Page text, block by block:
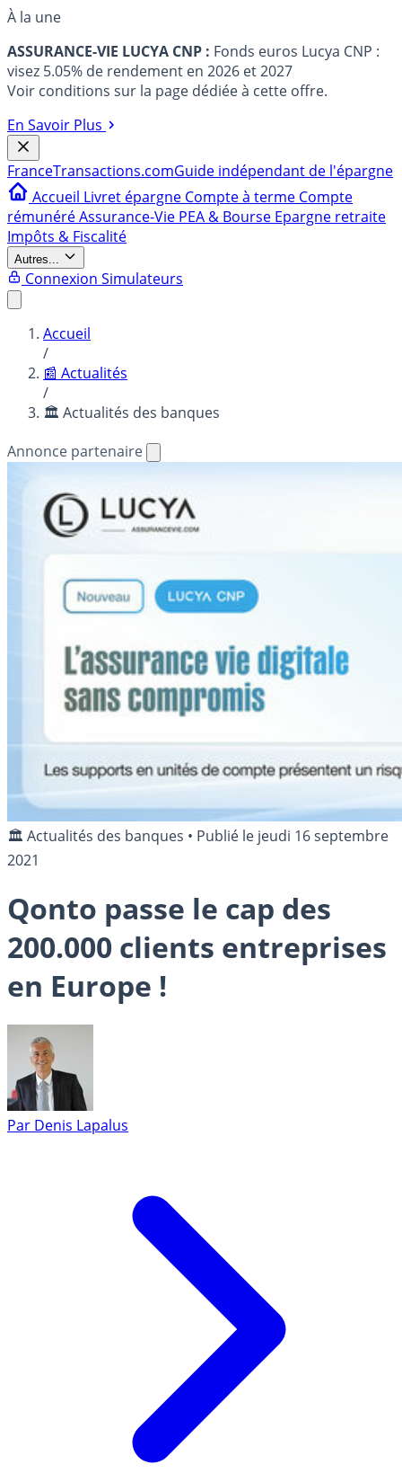
À la une
ASSURANCE-VIE LUCYA CNP : Fonds euros Lucya CNP :
visez 5.05% de rendement en 2026 et 2027
Voir conditions sur la page dédiée à cette offre.
En Savoir Plus
FranceTransactions.comGuide indépendant de l'épargne
Accueil Livret épargne Compte à terme Compte
rémunéréAssurance-Vie PEA & Bourse Epargne retraite
Impôts & Fiscalité
Autres...
Connexion Simulateurs
Accueil
/
📰 Actualités
/
🏛️ Actualités des banques
Annonce partenaire
🏛️ Actualités des banques • Publié le jeudi 16 septembre
2021
Qonto passe le cap des
200.000 clients entreprises
en Europe !
Par Denis Lapalus